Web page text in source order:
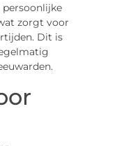
persoonlijke
zorgt voor
Dit is